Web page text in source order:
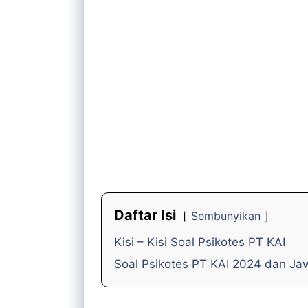
Daftar Isi
Sembunyikan
Kisi – Kisi Soal Psikotes PT KAI
Soal Psikotes PT KAI 2024 dan